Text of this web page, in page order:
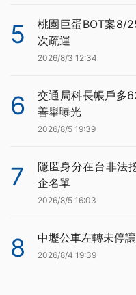
5
桃園巨蛋BOT案8/
次疏運
2026/8/3 12:34
6
交通局科長帳戶多
善舉曝光
2026/8/5 19:39
7
隱匿身分在台非法
企名單
2026/8/5 16:03
8 中壢公車左轉未停
2026/8/4 19:39